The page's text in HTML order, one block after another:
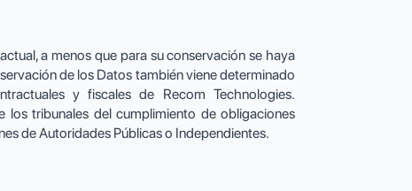
a menos que para su conservación se haya
de los Datos también viene determinado
y fiscales de Recom Technologies.
tribunales del cumplimiento de obligaciones
de Autoridades Públicas o Independientes.